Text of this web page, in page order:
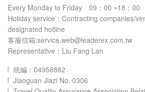
Every Monday to Friday 09：00 ~18：00
Holiday service：Contracting companies/
designated hotline
客服信箱:service.web@leaderex.com.tw
Representative：Liu Fang Lan
統編：04958882
Jiaoguan Jiazi No. 0306